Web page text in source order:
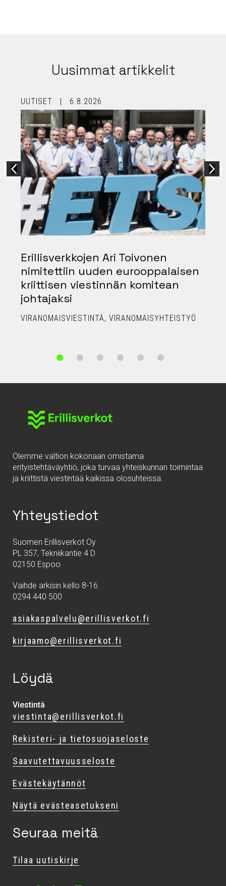
Uusimmat artikkelit
UUTISET 6.8.2026
Erillisverkkojen Ari Toivonen
nimitettiin uuden eurooppalaisen
kriittisen viestinnän komitean
johtajaksi
VIRANOMAISVIESTINTÄ VIRANOMAISYHTEISTYÖ
Olemme valtion kokonaan omistama
erityistehtäväyhtiö, joka turvaa yhteiskunnan toimintaa
ja kriittistä viestintää kaikissa olosuhteissa.
Yhteystiedot
Suomen Erillisverkot Oy
PL 357, Tekniikantie 4 D
02150 Espoo
Vaihde arkisin kello 8-16
0294 440 500
asiakaspalvelu@erillisverkot.fi
kirjaamo@erillisverkot.fi
Löydä
Viestintä
viestinta@erillisverkot.fi
Rekisteri- ja tietosuojaseloste
Saavutettavuusseloste
Evästekäytännöt
Näytä evästeasetukseni
Seuraa meitä
Tilaa uutiskirje